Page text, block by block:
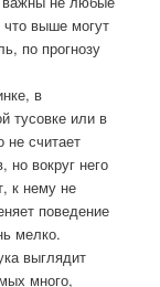
что выше могут
по прогнозу
в
тусовке или в
не считает
но вокруг него
к нему не
поведение
мелко.
выглядит
много,